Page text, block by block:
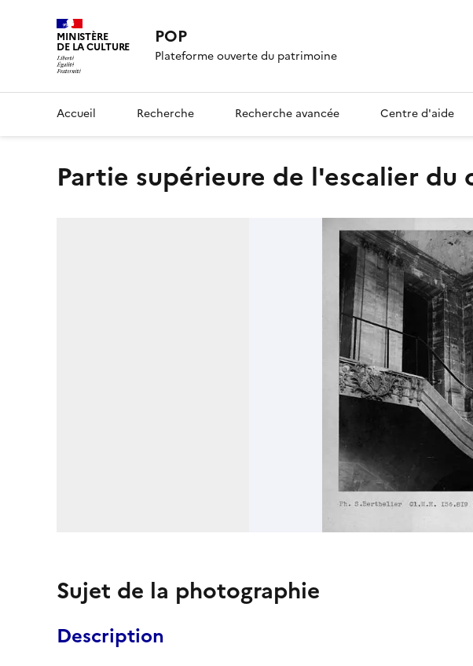
MINISTÈRE
DE LA CULTURE POP
Plateforme ouverte du patrimoine
Accueil Recherche Recherche avancée Centre d'aide
Partie supérieure de l'escalier du
Sujet de la photographie
Description